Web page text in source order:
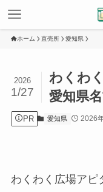
ホーム 直売所 愛知県
わくわ
愛知県
2026
1/27
PR 愛知県 2026
わくわく広場アピ